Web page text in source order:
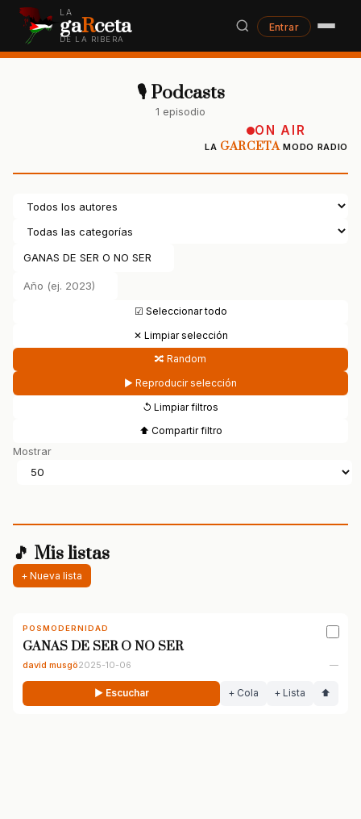
LA
gaRceta
DE LA RIBERA
Entrar
🎙 Podcasts
1 episodio
ON AIR
LA GARCETAMODO RADIO
☑ Seleccionar todo
✕ Limpiar selección
🔀 Random
▶ Reproducir selección
↺ Limpiar filtros
⬆ Compartir filtro
Mostrar
🎵 Mis listas
+ Nueva lista
POSMODERNIDAD
GANAS DE SER O NO SER
david musgö2025-10-06 —
▶ Escuchar + Cola + Lista ⬆